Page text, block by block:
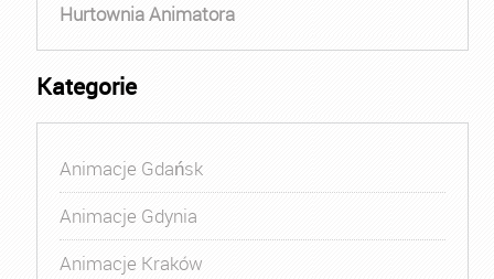
Hurtownia Animatora
Kategorie
Animacje Gdańsk
Animacje Gdynia
Animacje Kraków